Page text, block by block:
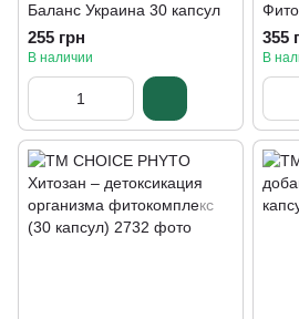
Баланс Украина 30 капсул
255 грн
В наличии
355
В